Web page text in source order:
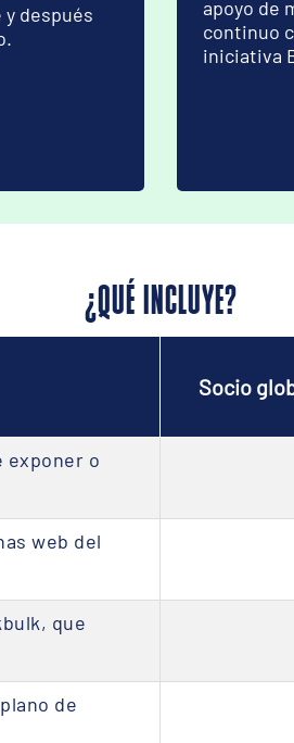
después
apoyo de
continuo
iniciativa
¿QUÉ INCLUYE?
Socio
exponer o
web del
que
de